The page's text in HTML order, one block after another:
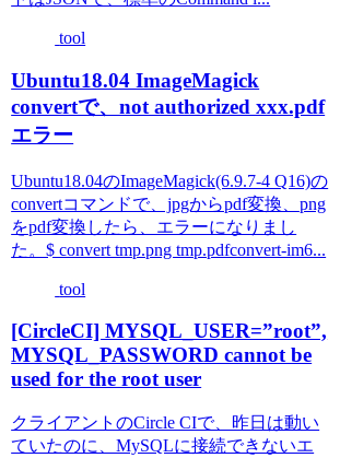
tool
Ubuntu18.04 ImageMagick
convertで、not authorized xxx.pdf
エラー
Ubuntu18.04のImageMagick(6.9.7-4 Q16)の
convertコマンドで、jpgからpdf変換、png
をpdf変換したら、エラーになりまし
た。$ convert tmp.png tmp.pdfconvert-im6...
tool
[CircleCI] MYSQL_USER=”root”,
MYSQL_PASSWORD cannot be
used for the root user
クライアントのCircle CIで、昨日は動い
ていたのに、MySQLに接続できないエ